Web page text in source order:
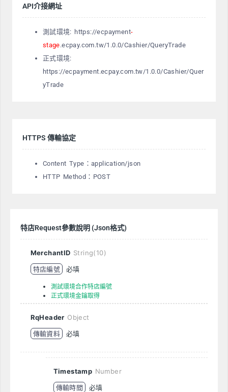
API介接網址
測試環境: https://ecpayment-
stage.ecpay.com.tw/1.0.0/Cashier/QueryTrade
正式環境:
https://ecpayment.ecpay.com.tw/1.0.0/Cashier/Quer
yTrade
HTTPS 傳輸協定
Content Type：application/json
HTTP Method：POST
特店Request參數說明 (Json格式)
MerchantID String(10)
特店編號
必填
測試環境合作特店編號
正式環境金鑰取得
RqHeader Object
傳輸資料
必填
Timestamp Number
傳輸時間
必填